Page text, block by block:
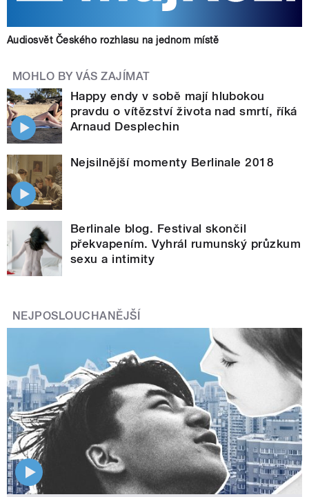
Audiosvět Českého rozhlasu na jednom místě
MOHLO BY VÁS ZAJÍMAT
Happy endy v sobě mají hlubokou
pravdu o vítězství života nad smrtí, říká
Arnaud Desplechin
Nejsilnější momenty Berlinale 2018
Berlinale blog. Festival skončil
překvapením. Vyhrál rumunský průzkum
sexu a intimity
NEJPOSLOUCHANĚJŠÍ